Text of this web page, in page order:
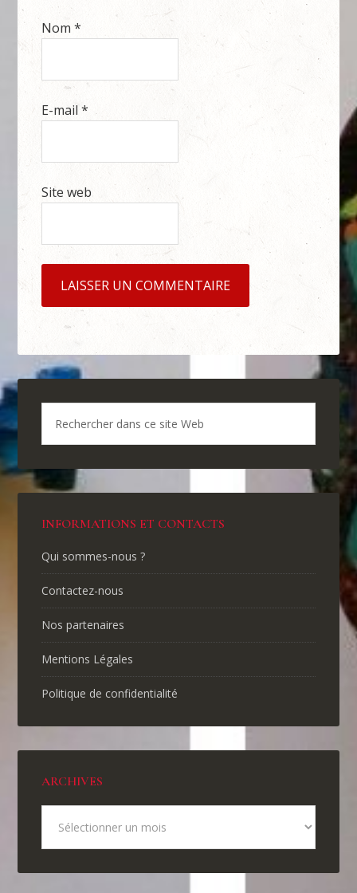
Nom*
E-mail*
Site web
INFORMATIONS ET CONTACTS
Qui sommes-nous ?
Contactez-nous
Nos partenaires
Mentions Légales
Politique de confidentialité
ARCHIVES